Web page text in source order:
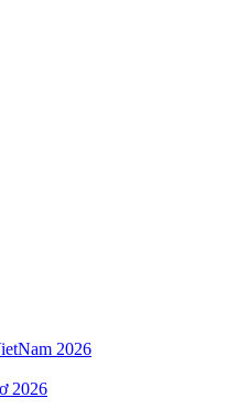
2026
2026